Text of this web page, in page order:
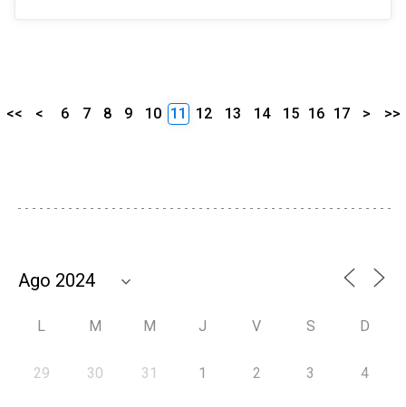
<< < 6 7 8 9 10 11 12 13 14 15 16 17 > >>
L M M J V S D
29 30 31 1 2 3 4